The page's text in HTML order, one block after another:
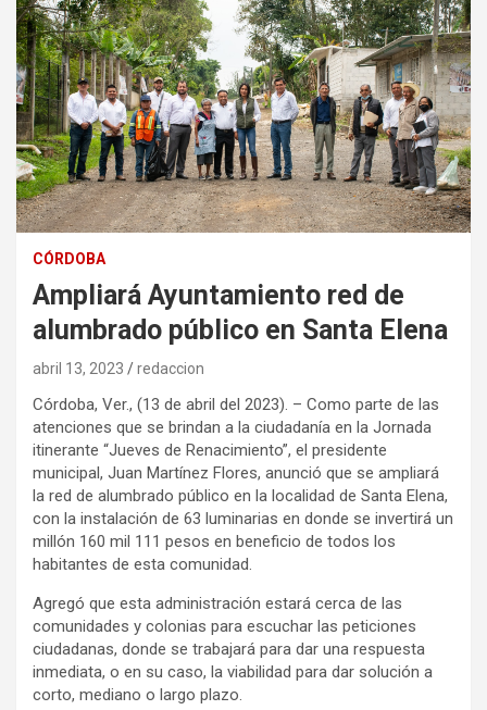
CÓRDOBA
Ampliará Ayuntamiento red de
alumbrado público en Santa Elena
abril 13, 2023 redaccion
Córdoba, Ver., (13 de abril del 2023). – Como parte de las
atenciones que se brindan a la ciudadanía en la Jornada
itinerante “Jueves de Renacimiento”, el presidente
municipal, Juan Martínez Flores, anunció que se ampliará
la red de alumbrado público en la localidad de Santa Elena,
con la instalación de 63 luminarias en donde se invertirá un
millón 160 mil 111 pesos en beneficio de todos los
habitantes de esta comunidad.
Agregó que esta administración estará cerca de las
comunidades y colonias para escuchar las peticiones
ciudadanas, donde se trabajará para dar una respuesta
inmediata, o en su caso, la viabilidad para dar solución a
corto, mediano o largo plazo.